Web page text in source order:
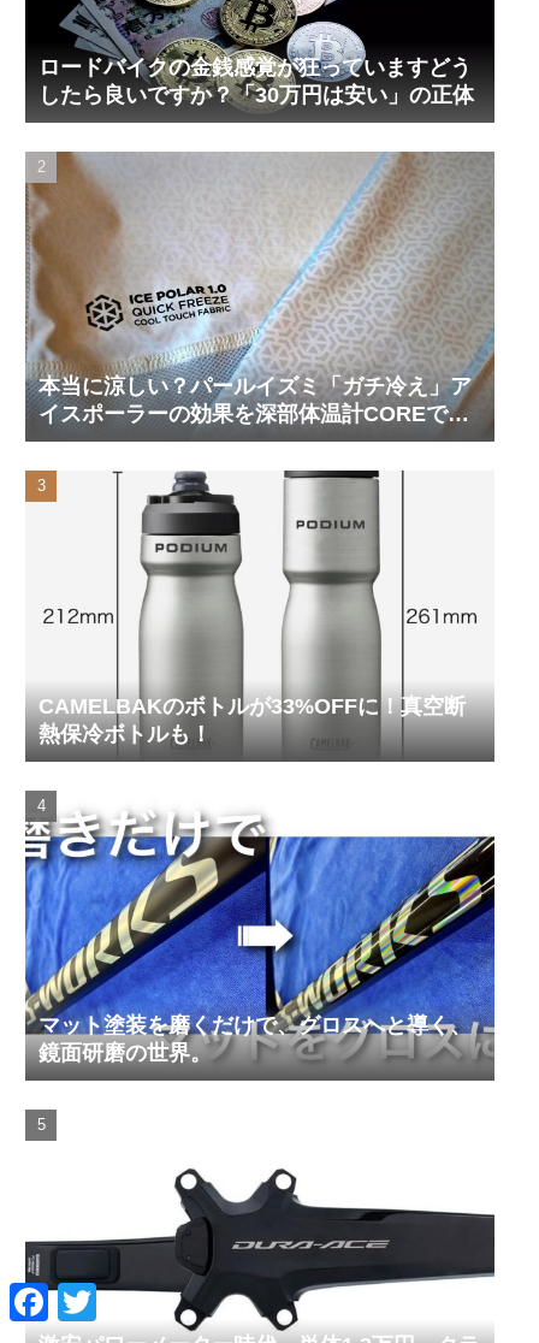
ロードバイクの金銭感覚が狂っていますどう
したら良いですか？「30万円は安い」の正体
本当に涼しい？パールイズミ「ガチ冷え」ア
イスポーラーの効果を深部体温計COREで測
ってみた
CAMELBAKのボトルが33%OFFに！真空断
熱保冷ボトルも！
マット塗装を磨くだけで、グロスへと導く、
鏡面研磨の世界。
F
c
T
i